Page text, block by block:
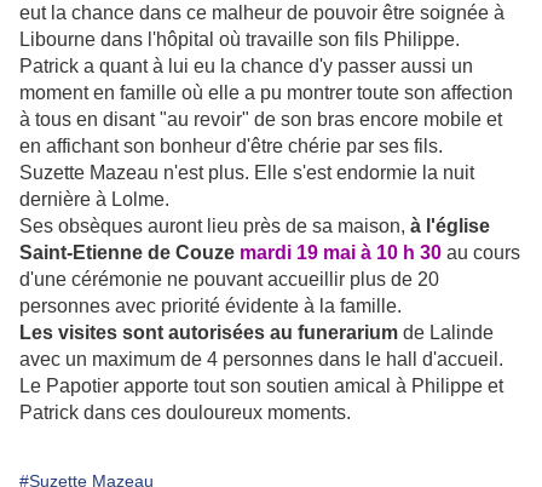
eut la chance dans ce malheur de pouvoir être soignée à
Libourne dans l'hôpital où travaille son fils Philippe.
Patrick a quant à lui eu la chance d'y passer aussi un
moment en famille où elle a pu montrer toute son affection
à tous en disant "au revoir" de son bras encore mobile et
en affichant son bonheur d'être chérie par ses fils.
Suzette Mazeau n'est plus. Elle s'est endormie la nuit
dernière à Lolme.
Ses obsèques auront lieu près de sa maison, à l'église
Saint-Etienne de Couze mardi 19 mai à 10 h 30 au cours
d'une cérémonie ne pouvant accueillir plus de 20
personnes avec priorité évidente à la famille.
Les visites sont autorisées au funerarium de Lalinde
avec un maximum de 4 personnes dans le hall d'accueil.
Le Papotier apporte tout son soutien amical à Philippe et
Patrick dans ces douloureux moments.
#Suzette Mazeau